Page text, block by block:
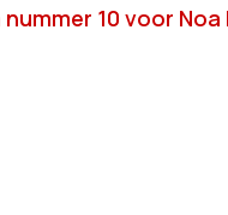
10 voor